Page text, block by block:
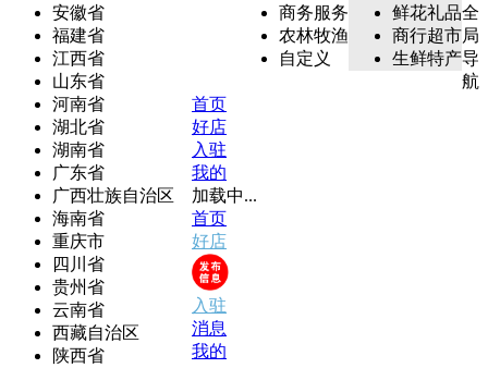
安徽省
福建省
江西省
山东省
河南省
湖北省
湖南省
广东省
广西壮族自治区
海南省
重庆市
四川省
贵州省
云南省
西藏自治区
陕西省
商务服务
农林牧渔
自定义
鲜花礼品
商行超市
生鲜特产
全
局
导
航
首页
好店
入驻
我的
加载中...
首页
好店
入驻
消息
我的